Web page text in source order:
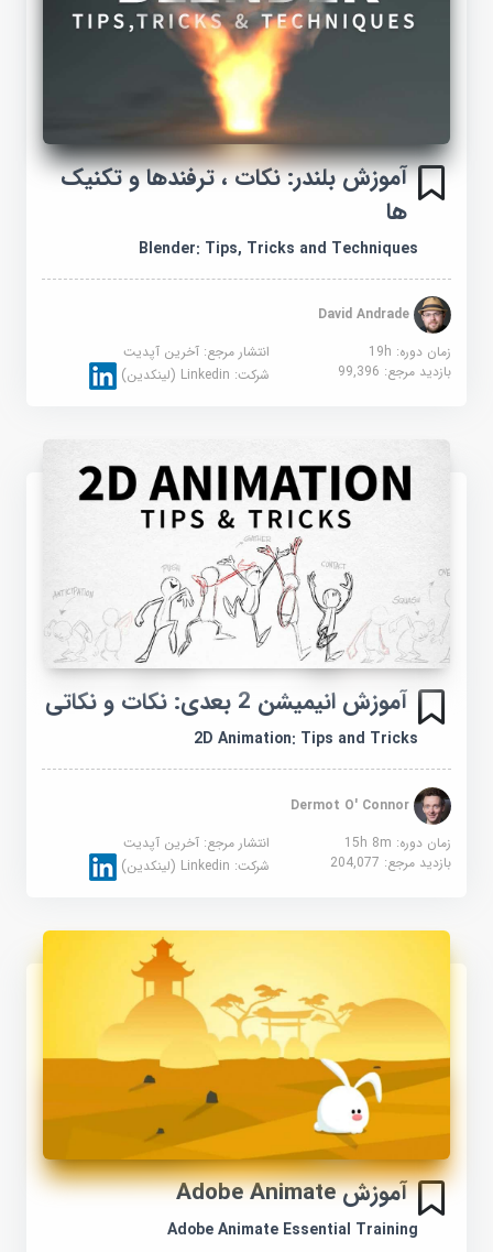
آموزش بلندر: نکات ، ترفندها و تکنیک
ها
Blender: Tips, Tricks and Techniques
David Andrade
زمان دوره: 19h
انتشار مرجع:آخرین آپدیت
بازدید مرجع:99,396 شرکت:Linkedin (لینکدین)
آموزش انیمیشن 2 بعدی: نکات و نکاتی
2D Animation: Tips and Tricks
Dermot O' Connor
زمان دوره: 15h 8m
انتشار مرجع:آخرین آپدیت
بازدید مرجع:204,077 شرکت:Linkedin (لینکدین)
آموزش Adobe Animate
Adobe Animate Essential Training